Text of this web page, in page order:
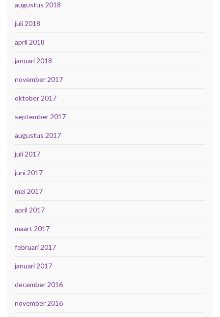
augustus 2018
juli 2018
april 2018
januari 2018
november 2017
oktober 2017
september 2017
augustus 2017
juli 2017
juni 2017
mei 2017
april 2017
maart 2017
februari 2017
januari 2017
december 2016
november 2016